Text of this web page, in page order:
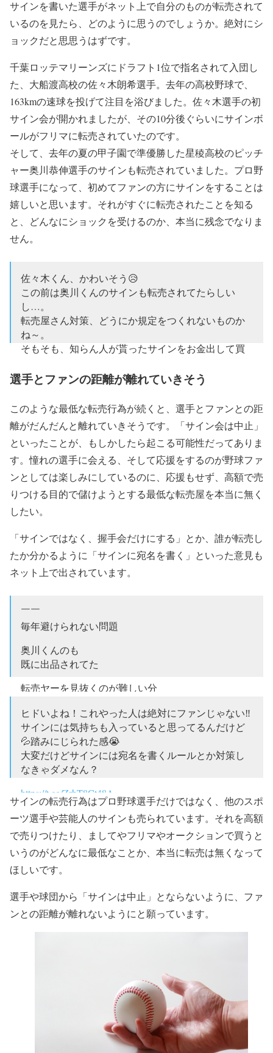
— ｼｭｳﾄｳﾕｵ。＠鷹党 (@ha__wk_0818)2020年1月13日
サインを書いた選手がネット上で自分のものが転売されて
いるのを見たら、どのように思うのでしょうか。絶対にシ
ョックだと思思うはずです。
千葉ロッテマリーンズにドラフト1位で指名されて入団し
た、大船渡高校の佐々木朗希選手。去年の高校野球で、
163kmの速球を投げて注目を浴びました。佐々木選手の初
サイン会が開かれましたが、その10分後ぐらいにサインボ
ールがフリマに転売されていたのです。
そして、去年の夏の甲子園で準優勝した星稜高校のピッチ
ャー奥川恭伸選手のサインも転売されていました。プロ野
球選手になって、初めてファンの方にサインをすることは
嬉しいと思います。それがすぐに転売されたことを知る
と、どんなにショックを受けるのか、本当に残念でなりま
せん。
佐々木くん、かわいそう😥
この前は奥川くんのサインも転売されてたらしい
し…。
転売屋さん対策、どうにか規定をつくれないものか
ね～。
そもそも、知らん人が貰ったサインをお金出して買
好きな選手が自分の為に書いてくれたって要素が大
— Yas (@luvkzk08)2020年1月12日
選手とファンの距離が離れていきそう
このような最低な転売行為が続くと、選手とファンとの距
離がだんだんと離れていきそうです。「サイン会は中止」
といったことが、もしかしたら起こる可能性だってありま
す。憧れの選手に会える、そして応援をするのが野球ファ
ンとしては楽しみにしているのに、応援もせず、高額で売
りつける目的で儲けようとする最低な転売屋を本当に無く
したい。
「サインではなく、握手会だけにする」とか、誰が転売し
たか分かるように「サインに宛名を書く」といった意見も
ネット上で出されています。
￣￣
毎年避けられない問題
奥川くんのも
既に出品されてた
転売ヤーを見抜くのが難しい分
ルーキーイヤーはサイン会などせず
握手会だけにするとか
何か対策しないと。#佐々木朗希
https://t.co/0YpBmZPdSP
ヒドいよね！これやった人は絶対にファンじゃない‼️
サインには気持ちも入っていると思ってるんだけど
💦踏みにじられた感😭
大変だけどサインには宛名を書くルールとか対策し
なきゃダメなん？
https://t.co/ZrhT8Ct48A
— 愛(ﾏﾅ^-^)vの母 (@mana_and_haha) 2020年1月12日
サインの転売行為はプロ野球選手だけではなく、他のスポ
ーツ選手や芸能人のサインも売られています。それを高額
で売りつけたり、ましてやフリマやオークションで買うと
いうのがどんなに最低なことか、本当に転売は無くなって
ほしいです。
選手や球団から「サインは中止」とならないように、ファ
ンとの距離が離れないようにと願っています。